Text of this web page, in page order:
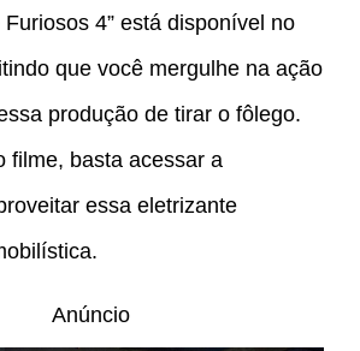
Furiosos 4” está disponível no
que você mergulhe na ação
produção de tirar o fôlego.
filme, basta acessar a
essa eletrizante
Anúncio